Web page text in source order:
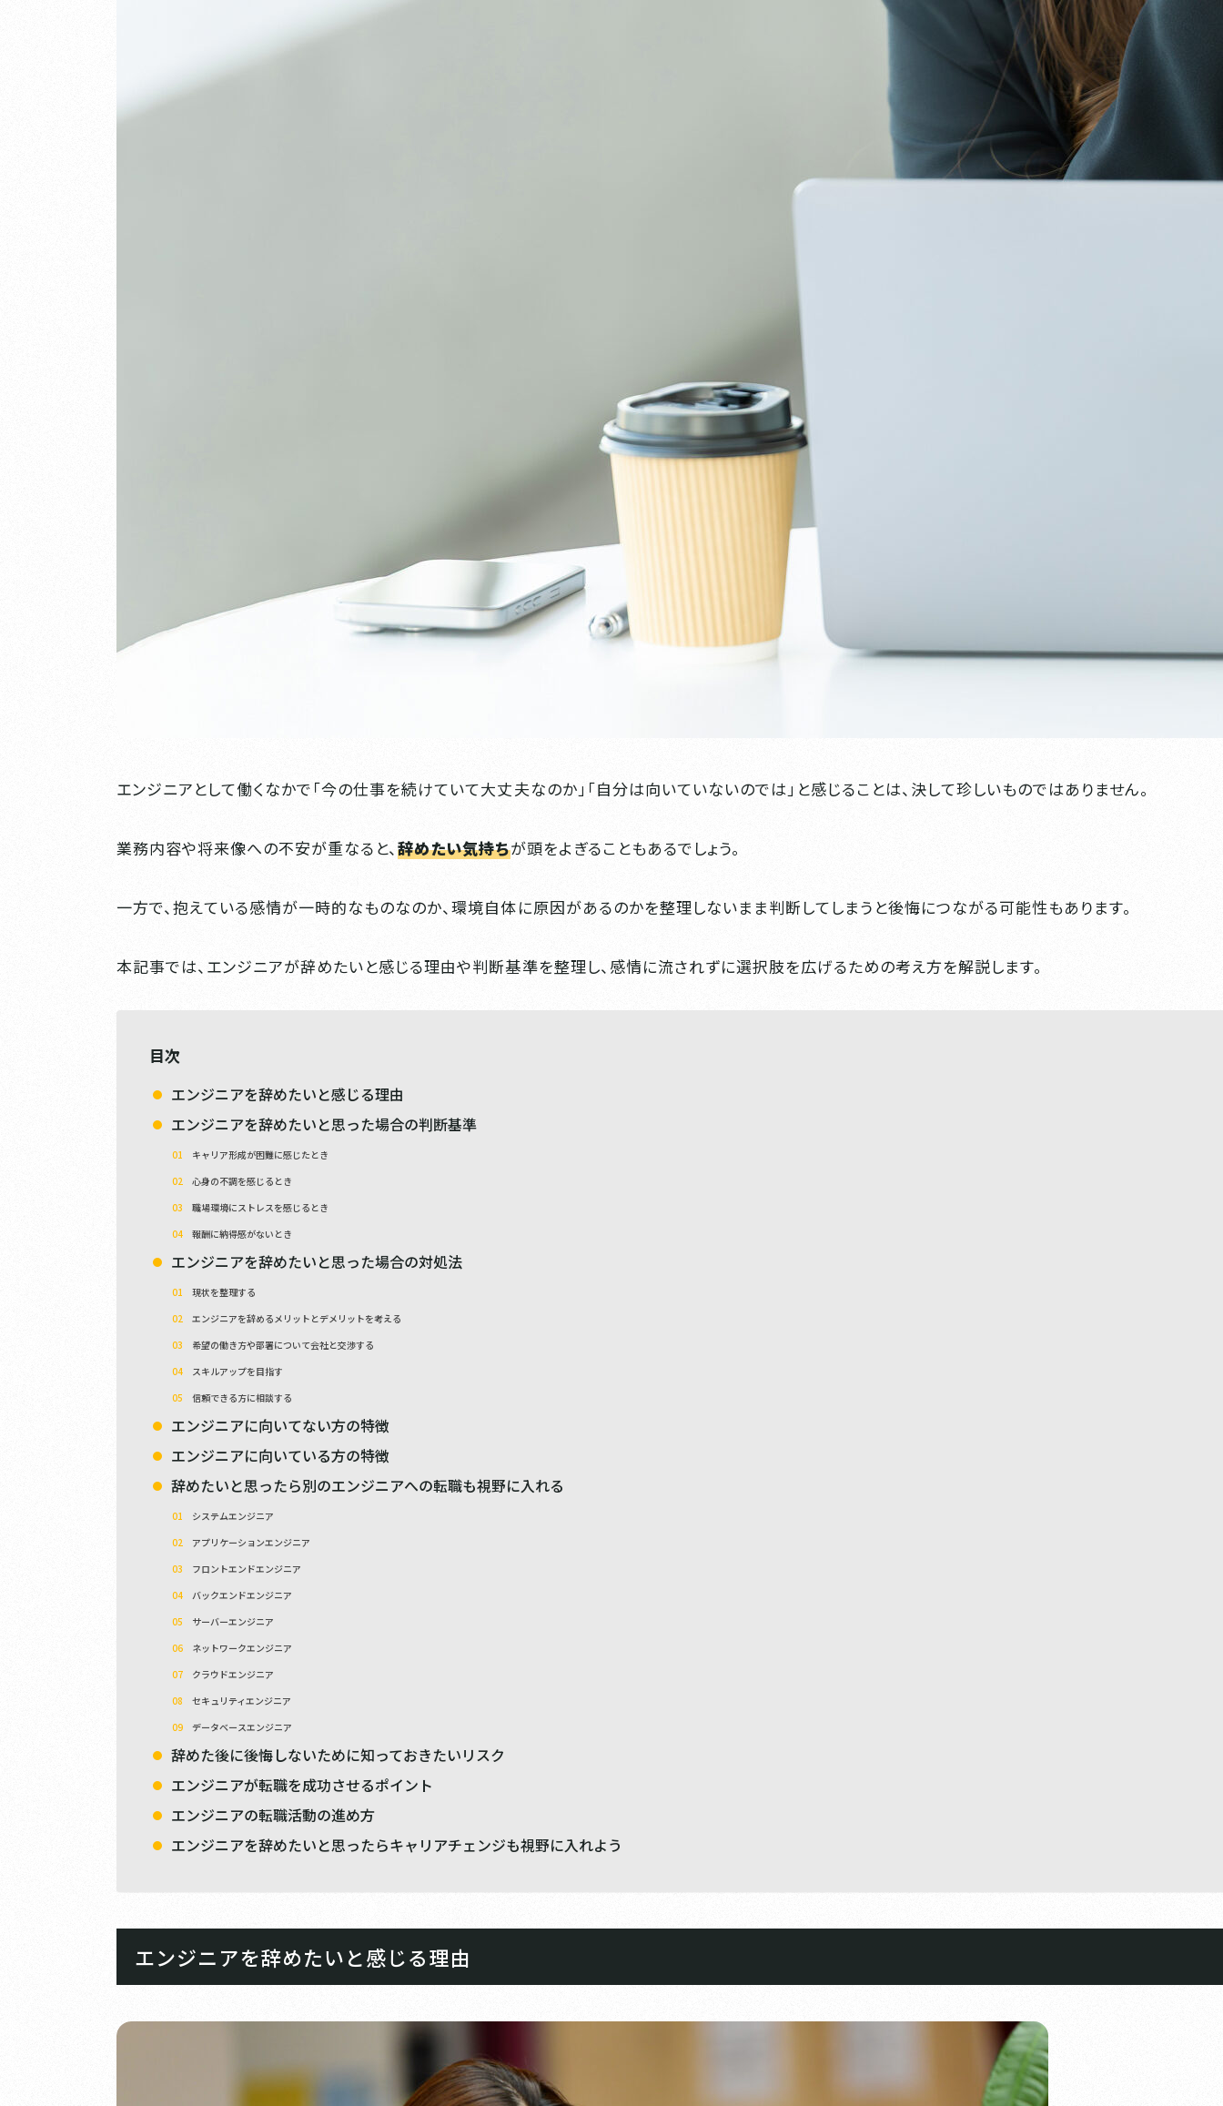
エンジニアとして働くなかで「今の仕事を続けていて大丈夫なのか」「自分は向いていないのでは」と感じることは、決して珍しいものではありません。
業務内容や将来像への不安が重なると、辞めたい気持ちが頭をよぎることもあるでしょう。
一方で、抱えている感情が一時的なものなのか、環境自体に原因があるのかを整理しないまま判断してしまうと後悔につながる可能性もあります。
本記事では、エンジニアが辞めたいと感じる理由や判断基準を整理し、感情に流されずに選択肢を広げるための考え方を解説します。
目次
エンジニアを辞めたいと感じる理由
エンジニアを辞めたいと思った場合の判断基準
キャリア形成が困難に感じたとき
心身の不調を感じるとき
職場環境にストレスを感じるとき
報酬に納得感がないとき
エンジニアを辞めたいと思った場合の対処法
現状を整理する
エンジニアを辞めるメリットとデメリットを考える
希望の働き方や部署について会社と交渉する
スキルアップを目指す
信頼できる方に相談する
エンジニアに向いてない方の特徴
エンジニアに向いている方の特徴
辞めたいと思ったら別のエンジニアへの転職も視野に入れる
システムエンジニア
アプリケーションエンジニア
フロントエンドエンジニア
バックエンドエンジニア
サーバーエンジニア
ネットワークエンジニア
クラウドエンジニア
セキュリティエンジニア
データベースエンジニア
辞めた後に後悔しないために知っておきたいリスク
エンジニアが転職を成功させるポイント
エンジニアの転職活動の進め方
エンジニアを辞めたいと思ったらキャリアチェンジも視野に入れよう
エンジニアを辞めたいと感じる理由